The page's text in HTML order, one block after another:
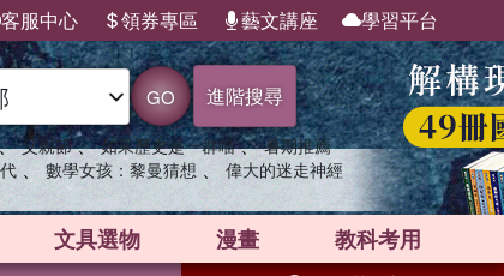
客服中心 領券專區 藝文講座 學習平台
GO 進階搜尋
父親節 、 如果歷史是一群喵 、 暑期推薦
、 數學女孩：黎曼猜想 、 偉大的迷走神經
文具選物 漫畫 教科考用